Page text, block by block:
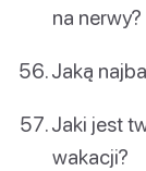
na nerwy?
Jaką
Jaki jest
wakacji?